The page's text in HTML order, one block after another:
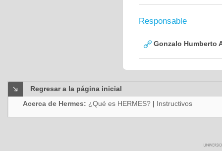
Responsable
Gonzalo Humberto
Regresar a la página inicial
Acerca de Hermes: ¿Qué es HERMES? | Instructivos